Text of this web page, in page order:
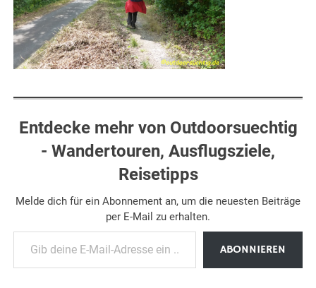
Entdecke mehr von Outdoorsuechtig
- Wandertouren, Ausflugsziele,
Reisetipps
Melde dich für ein Abonnement an, um die neuesten Beiträge
per E-Mail zu erhalten.
Gib deine E-Mail-Adresse ein ...
ABONNIEREN